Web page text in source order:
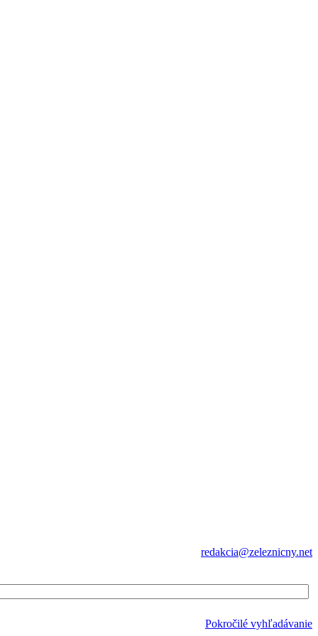
redakcia@zeleznicny.net
Pokročilé vyhľadávanie